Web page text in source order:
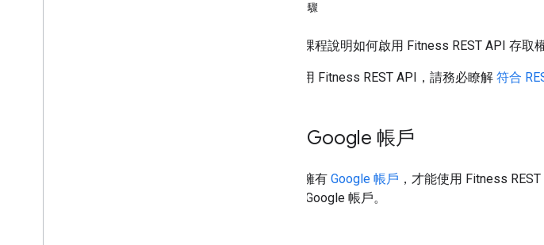
後續步驟
本教學課程說明如何啟用 Fitness REST API 存取
如要使用 Fitness REST API，請務必瞭解 符合
申請 Google 帳戶
您必須擁有 Google 帳戶 ，才能使用 Fitness
的個別 Google 帳戶。